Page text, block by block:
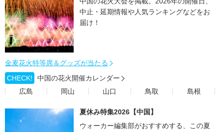
中止・延期情報や人気ランキングなどをお
届け！
金麦花火特等席＆グッズが当たる
CHECK!
中国の花火開催カレンダー
広島
岡山 山口 鳥取 島根
夏休み特集2026【中国】
ウォーカー編集部がおすすめする、この夏